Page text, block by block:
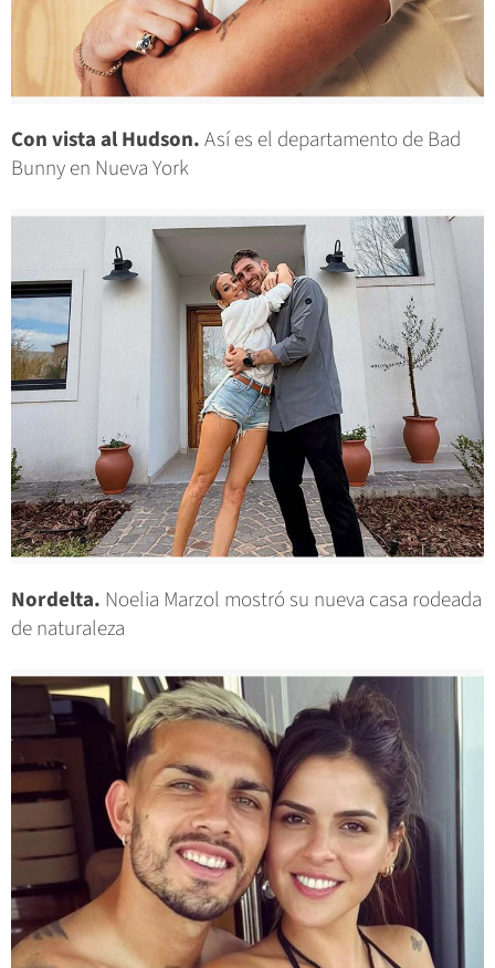
Con vista al Hudson.Así es el departamento de Bad
Bunny en Nueva York
Nordelta. Noelia Marzol mostró su nueva casa rodeada
de naturaleza